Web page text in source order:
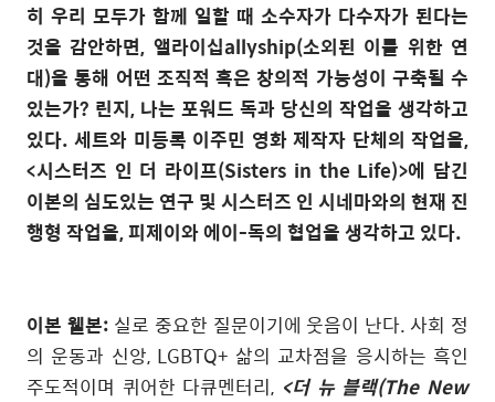
히 우리 모두가 함께 일할 때 소수자가 다수자가 된다는
것을 감안하면, 앨라이십allyship(소외된 이를 위한 연
대)을 통해 어떤 조직적 혹은 창의적 가능성이 구축될 수
있는가? 린지, 나는 포워드 독과 당신의 작업을 생각하고
있다.세트와 미등록 이주민 영화 제작자 단체의 작업을,
<시스터즈 인 더 라이프(Sisters in the Life)>에 담긴
이본의 심도있는 연구 및 시스터즈 인 시네마와의 현재 진
행형 작업을,피제이와 에이-독의 협업을 생각하고 있다.
이본 웰본: 실로 중요한 질문이기에 웃음이 난다. 사회 정
의 운동과 신앙, LGBTQ+ 삶의 교차점을 응시하는 흑인
주도적이며 퀴어한 다큐멘터리, <더 뉴 블랙(The New